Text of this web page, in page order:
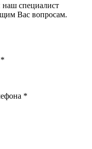
специалист
Вас вопросам.
*
*